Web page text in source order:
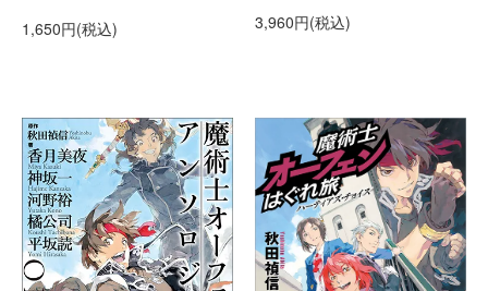
1,650円(税込)
3,960円(税込)